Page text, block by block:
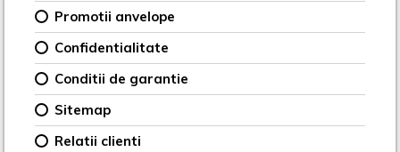
Promotii anvelope
Confidentialitate
Conditii de garantie
Sitemap
Relatii clienti